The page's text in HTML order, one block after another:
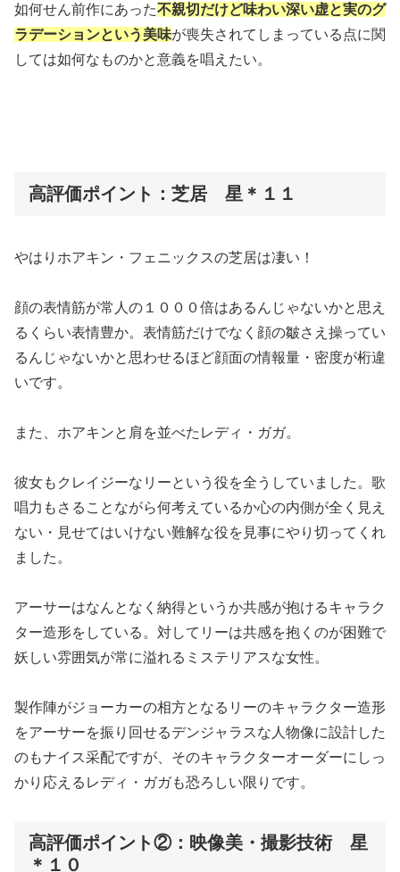
如何せん前作にあった不親切だけど味わい深い虚と実のグ
ラデーションという美味が喪失されてしまっている点に関
しては如何なものかと意義を唱えたい。
高評価ポイント：芝居 星＊１１
やはりホアキン・フェニックスの芝居は凄い！
顔の表情筋が常人の１０００倍はあるんじゃないかと思え
るくらい表情豊か。表情筋だけでなく顔の皺さえ操ってい
るんじゃないかと思わせるほど顔面の情報量・密度が桁違
いです。
また、ホアキンと肩を並べたレディ・ガガ。
彼女もクレイジーなリーという役を全うしていました。歌
唱力もさることながら何考えているか心の内側が全く見え
ない・見せてはいけない難解な役を見事にやり切ってくれ
ました。
アーサーはなんとなく納得というか共感が抱けるキャラク
ター造形をしている。対してリーは共感を抱くのが困難で
妖しい雰囲気が常に溢れるミステリアスな女性。
製作陣がジョーカーの相方となるリーのキャラクター造形
をアーサーを振り回せるデンジャラスな人物像に設計した
のもナイス采配ですが、そのキャラクターオーダーにしっ
かり応えるレディ・ガガも恐ろしい限りです。
高評価ポイント②：映像美・撮影技術 星
＊１０